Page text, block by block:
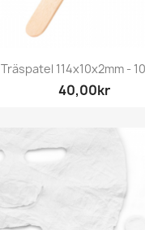
Snabbvy
Träspatel 114x10x2mm -
40,00kr